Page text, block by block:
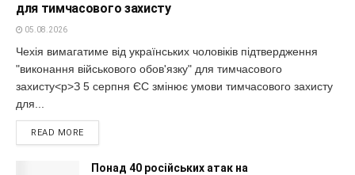
для тимчасового захисту
05.08.2026
Чехія вимагатиме від українських чоловіків підтвердження
"виконання військового обов'язку" для тимчасового
захисту<p>З 5 серпня ЄС змінює умови тимчасового захисту
для...
READ MORE
Понад 40 російських атак на